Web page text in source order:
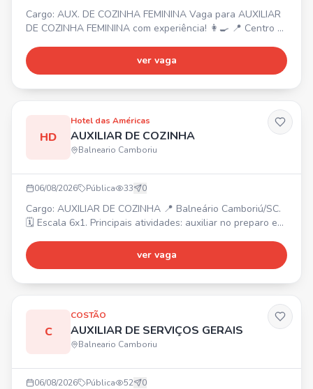
Cargo: AUX. DE COZINHA FEMININA Vaga para AUXILIAR
DE COZINHA FEMININA com experiência! 👩‍🍳 📍 Centro -
almoço) de segunda a sábado. Funções: Auxiliar na
produção e montagem das marmitas, organização e
ver vaga
HD
Hotel das Américas
AUXILIAR DE COZINHA
Balneario Camboriu
06/08/2026 Pública 33 0
Cargo: AUXILIAR DE COZINHA 📍 Balneário Camboriú/SC.
🗓️ Escala 6x1. Principais atividades: auxiliar no preparo e
ingredientes, apoiar a equipe de cozinha, manter a limpeza
e organização. ✅ Requisitos: experiência será um
ver vaga
C
COSTÃO
AUXILIAR DE SERVIÇOS GERAIS
Balneario Camboriu
06/08/2026 Pública 52 0